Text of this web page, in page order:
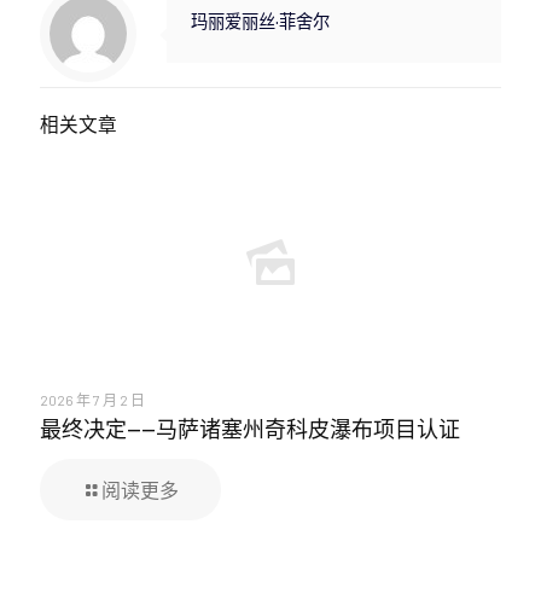
玛丽爱丽丝·菲舍尔
相关文章
2026 年 7 月 2 日
最终决定——马萨诸塞州奇科皮瀑布项目认证
阅读更多